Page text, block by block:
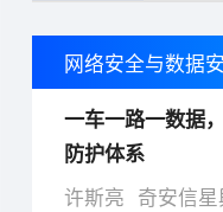
网络安全与数据
一车一路一数据
防护体系
许斯亮 奇安信